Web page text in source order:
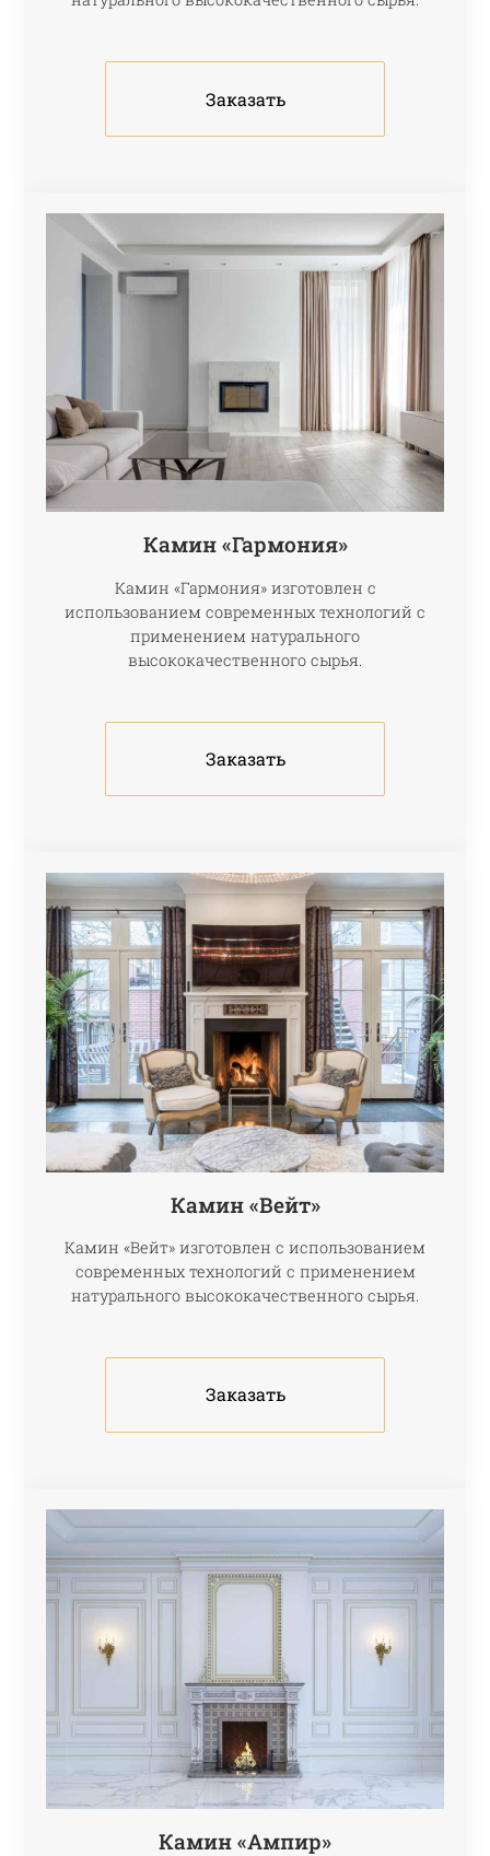
Заказать
Камин «Гармония»
Камин «Гармония» изготовлен с
использованием современных технологий с
применением натурального
высококачественного сырья.
Заказать
Камин «Вейт»
Камин «Вейт» изготовлен с использованием
современных технологий с применением
натурального высококачественного сырья.
Заказать
Камин «Ампир»